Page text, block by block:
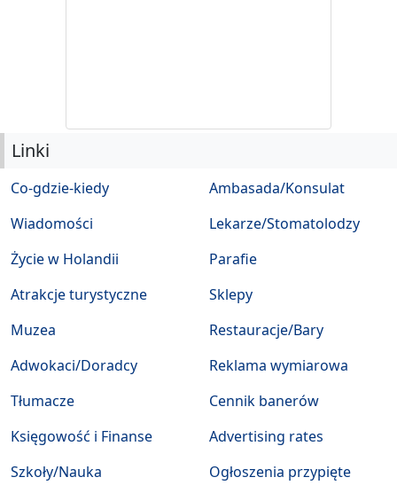
Linki
Co-gdzie-kiedy
Wiadomości
Życie w Holandii
Atrakcje turystyczne
Muzea
Ambasada/Konsulat
Lekarze/Stomatolodzy
Parafie
Sklepy
Restauracje/Bary
Adwokaci/Doradcy
Tłumacze
Księgowość i Finanse
Szkoły/Nauka
Reklama wymiarowa
Cennik banerów
Advertising rates
Ogłoszenia przypięte